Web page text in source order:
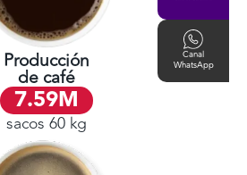
Canal
WhatsApp
Producción
de café
7.59M
sacos 60 kg